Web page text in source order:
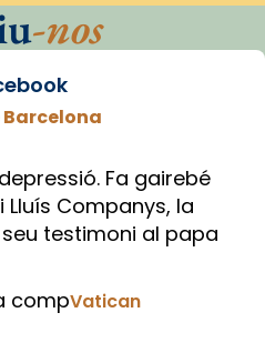
-nos
Fa gairebé
Lluís Companys, la
testimoni al papa
compVatican